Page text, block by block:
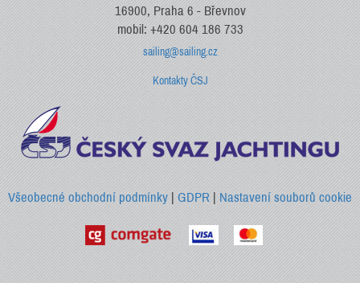
16900, Praha 6 - Břevnov
mobil: +420 604 186 733
sailing@sailing.cz
Kontakty ČSJ
Všeobecné obchodní podmínky |GDPR |Nastavení souborů cookie